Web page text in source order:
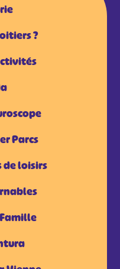
?
Parcs
de loisirs